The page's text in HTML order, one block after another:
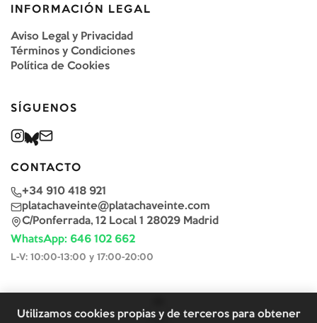
INFORMACIÓN LEGAL
Aviso Legal y Privacidad
Términos y Condiciones
Política de Cookies
SÍGUENOS
CONTACTO
+34 910 418 921
platachaveinte@platachaveinte.com
C/Ponferrada, 12 Local 1 28029 Madrid
WhatsApp: 646 102 662
L-V: 10:00-13:00 y 17:00-20:00
Utilizamos cookies propias y de terceros para obtener